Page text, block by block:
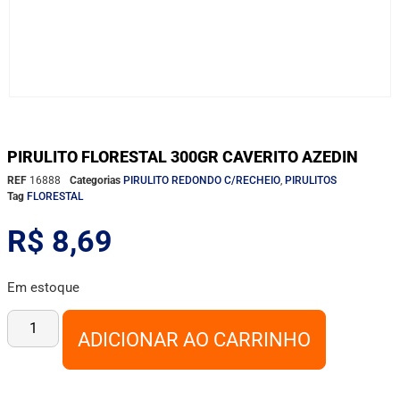
PIRULITO FLORESTAL 300GR CAVERITO AZEDIN
REF 16888 Categorias PIRULITO REDONDO C/RECHEIO PIRULITOS
Tag FLORESTAL
R$ 8,69
Em estoque
ADICIONAR AO CARRINHO